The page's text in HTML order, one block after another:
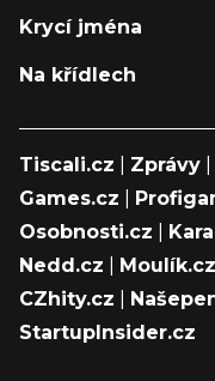
Krycí jména
Na křídlech
Tiscali.cz Zprávy
Games.cz
Osobnosti.cz
Nedd.cz
Moulík.cz
CZhity.cz
StartupInsider.cz